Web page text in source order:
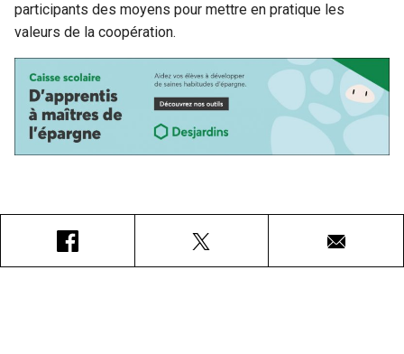
participants des moyens pour mettre en pratique les
valeurs de la coopération.
Courriel